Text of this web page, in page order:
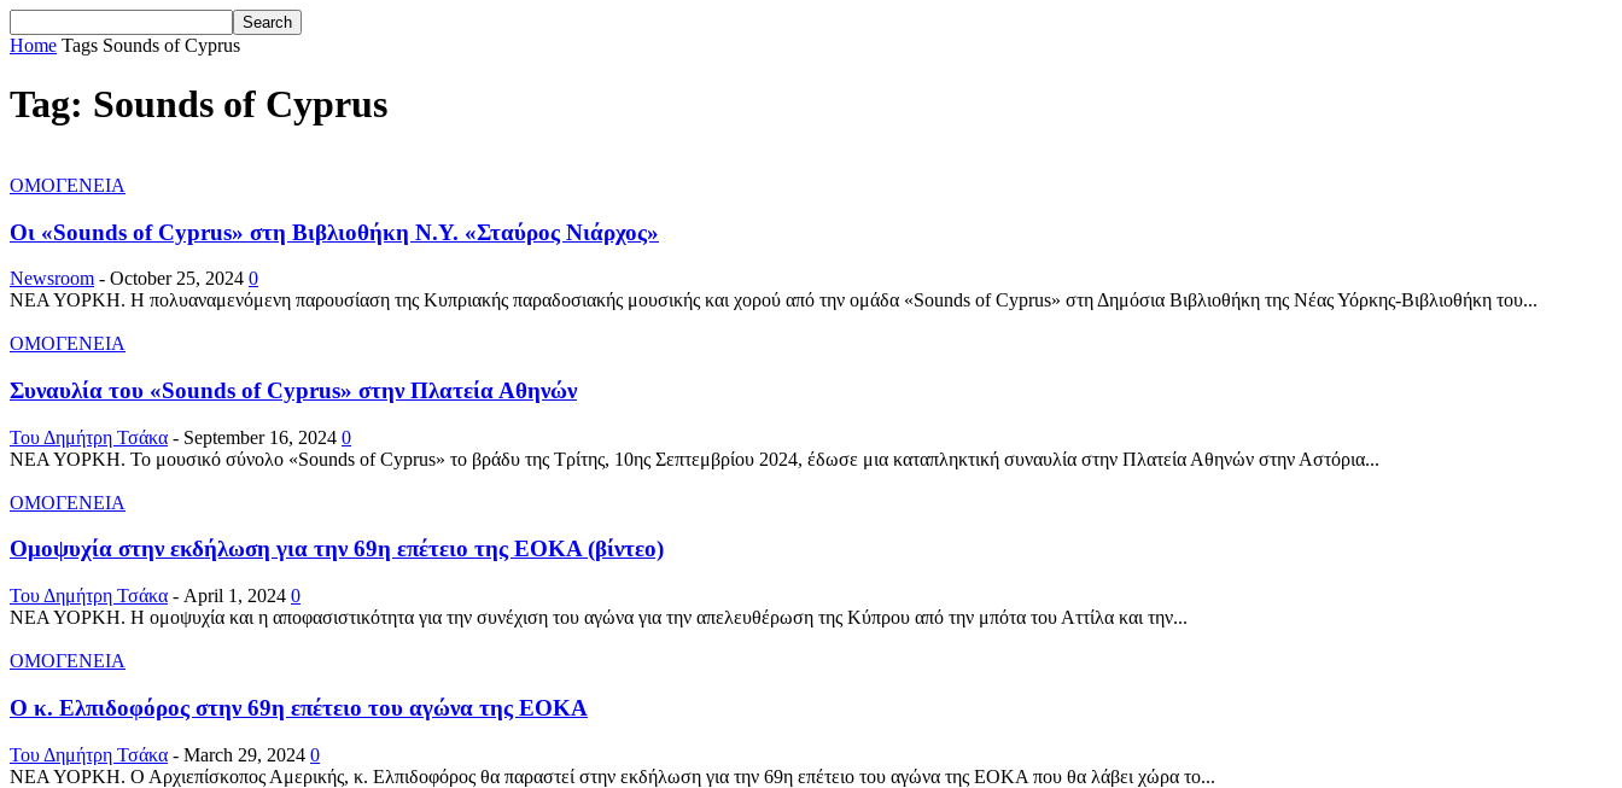
Home Tags Sounds of Cyprus
Tag: Sounds of Cyprus
ΟΜΟΓΕΝΕΙΑ
Οι «Sounds of Cyprus» στη Βιβλιοθήκη Ν.Υ. «Σταύρος Νιάρχος»
Newsroom - October 25, 2024 0
ΝΕΑ ΥΟΡΚΗ. Η πολυαναμενόμενη παρουσίαση της Κυπριακής παραδοσιακής μουσικής και χορού από την ομάδα «Sounds of Cyprus» στη Δημόσια Βιβλιοθήκη της Νέας Υόρκης-Βιβλιοθήκη του...
ΟΜΟΓΕΝΕΙΑ
Συναυλία του «Sounds of Cyprus» στην Πλατεία Αθηνών
Του Δημήτρη Τσάκα - September 16, 2024 0
ΝΕΑ ΥΟΡΚΗ. Το μουσικό σύνολο «Sounds of Cyprus» το βράδυ της Τρίτης, 10ης Σεπτεμβρίου 2024, έδωσε μια καταπληκτική συναυλία στην Πλατεία Αθηνών στην Αστόρια...
ΟΜΟΓΕΝΕΙΑ
Ομοψυχία στην εκδήλωση για την 69η επέτειο της ΕΟΚΑ (βίντεο)
Του Δημήτρη Τσάκα - April 1, 2024 0
ΝΕΑ ΥΟΡΚΗ. Η ομοψυχία και η αποφασιστικότητα για την συνέχιση του αγώνα για την απελευθέρωση της Κύπρου από την μπότα του Αττίλα και την...
ΟΜΟΓΕΝΕΙΑ
Ο κ. Ελπιδοφόρος στην 69η επέτειο του αγώνα της ΕΟΚΑ
Του Δημήτρη Τσάκα - March 29, 2024 0
ΝΕΑ ΥΟΡΚΗ. Ο Αρχιεπίσκοπος Αμερικής, κ. Ελπιδοφόρος θα παραστεί στην εκδήλωση για την 69η επέτειο του αγώνα της ΕΟΚΑ που θα λάβει χώρα το...